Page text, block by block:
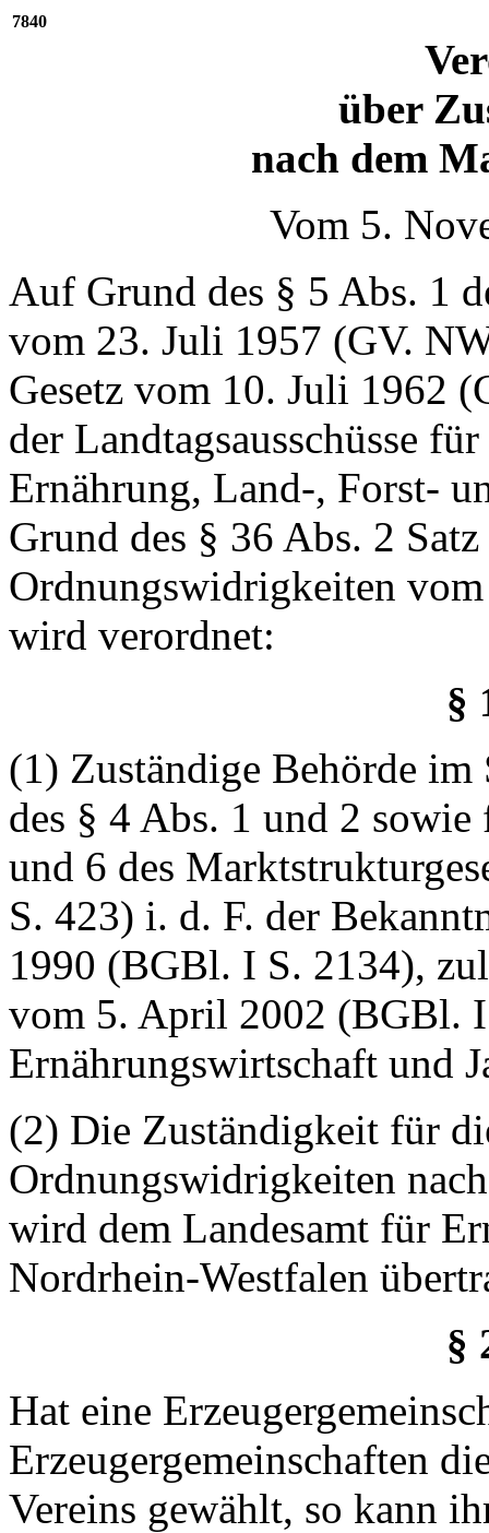
7840
über
nach dem
Vom 5.
Auf Grund des § 5 Abs. 1
vom 23. Juli 1957 (GV.
Gesetz vom 10. Juli 1962
der Landtagsausschüsse
Ernährung, Land-, Forst-
Grund des § 36 Abs. 2 Satz
Ordnungswidrigkeiten
wird verordnet:
§
(1) Zuständige Behörde
des § 4 Abs. 1 und 2
und 6 des
S. 423) i. d. F. der
1990 (BGBl. I S. 2134),
vom 5. April 2002 (BGBl. I
Ernährungswirtschaft und
(2) Die Zuständigkeit für
Ordnungswidrigkeiten
wird dem Landesamt für
Nordrhein-Westfalen
§
Hat eine
Erzeugergemeinschaften
Vereins gewählt, so kann